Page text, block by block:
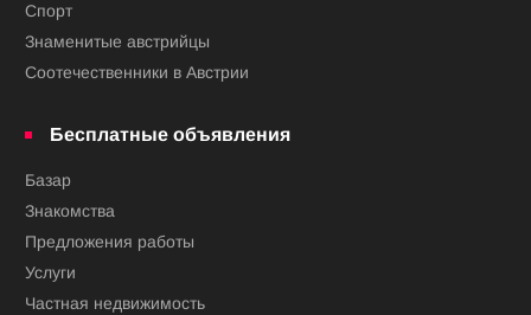
Спорт
Знаменитые австрийцы
Соотечественники в Австрии
Бесплатные объявления
Базар
Знакомства
Предложения работы
Услуги
Частная недвижимость